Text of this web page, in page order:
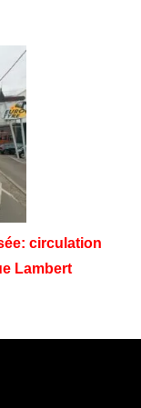
circulation
Lambert